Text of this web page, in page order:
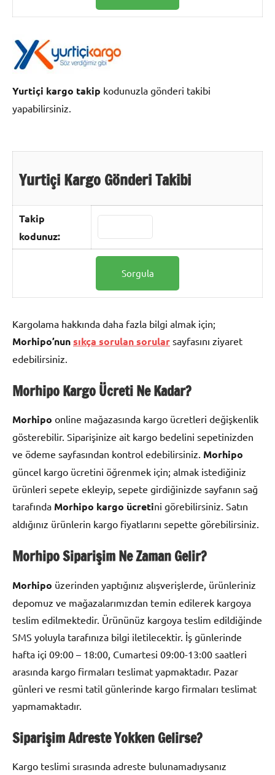
Yurtiçi kargo takip kodunuzla gönderi takibi
yapabilirsiniz.
Yurtiçi Kargo Gönderi Takibi
Takip
kodunuz:
Kargolama hakkında daha fazla bilgi almak için;
Morhipo’nunsıkça sorulan sorular sayfasını ziyaret
edebilirsiniz.
Morhipo KargoÜcreti Ne Kadar?
Morhipo online mağazasında kargo ücretleri değişkenlik
gösterebilir. Siparişinize ait kargo bedelini sepetinizden
ve ödeme sayfasından kontrol edebilirsiniz. Morhipo
güncel kargo ücretini öğrenmek için; almak istediğiniz
ürünleri sepete ekleyip, sepete girdiğinizde sayfanın sağ
tarafında Morhipo kargo ücretini görebilirsiniz. Satın
aldığınız ürünlerin kargo fiyatlarını sepette görebilirsiniz.
MorhipoSiparişim Ne Zaman Gelir?
Morhipo üzerinden yaptığınız alışverişlerde, ürünleriniz
depomuz ve mağazalarımızdan temin edilerek kargoya
teslim edilmektedir. Ürününüz kargoya teslim edildiğinde
SMS yoluyla tarafınıza bilgi iletilecektir. İş günlerinde
hafta içi 09:00 – 18:00, Cumartesi 09:00-13:00 saatleri
arasında kargo firmaları teslimat yapmaktadır. Pazar
günleri ve resmi tatil günlerinde kargo firmaları teslimat
yapmamaktadır.
Siparişim Adreste Yokken Gelirse?
Kargo teslimi sırasında adreste bulunamadıysanız